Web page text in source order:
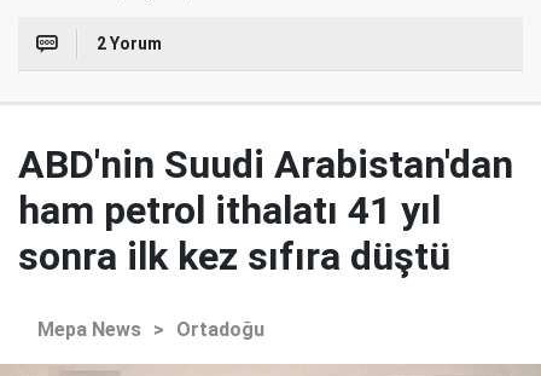
2 Yorum
ABD'nin Suudi Arabistan'dan
ham petrol ithalatı 41 yıl
sonra ilk kez sıfıra düştü
Mepa News > Ortadoğu